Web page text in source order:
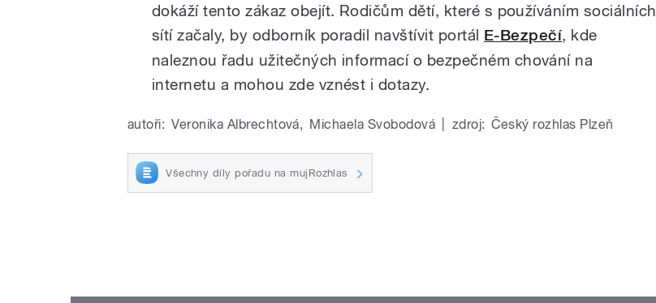
dokáží tento zákaz obejít. Rodičům dětí, které s používáním sociálních
sítí začaly, by odborník poradil navštívit portál E-Bezpečí, kde
naleznou řadu užitečných informací o bezpečném chování na
internetu a mohou zde vznést i dotazy.
autoři: Veronika Albrechtová, Michaela Svobodová zdroj: Český rozhlas Plzeň
Všechny díly pořadu na mujRozhlas